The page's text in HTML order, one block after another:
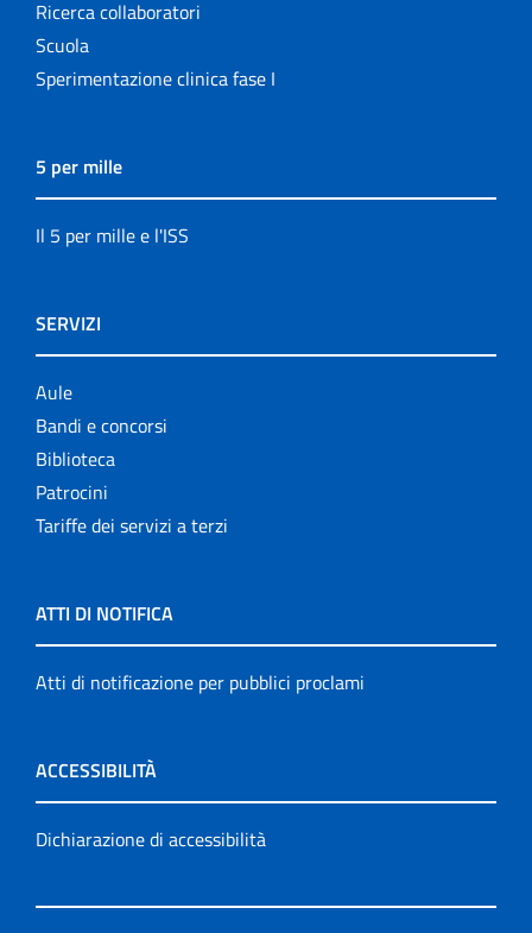
Ricerca collaboratori
Scuola
Sperimentazione clinica fase I
5 per mille
Il 5 per mille e l'ISS
SERVIZI
Aule
Bandi e concorsi
Biblioteca
Patrocini
Tariffe dei servizi a terzi
ATTI DI NOTIFICA
Atti di notificazione per pubblici proclami
ACCESSIBILITÀ
Dichiarazione di accessibilità